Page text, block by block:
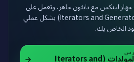
لينكس مع بايثون جاهز، وتعمل على
المكررات والمولدات (Iterators and Generators) بشكل عملي
الخاص بك.
المكررات والمولدات (Iterators and